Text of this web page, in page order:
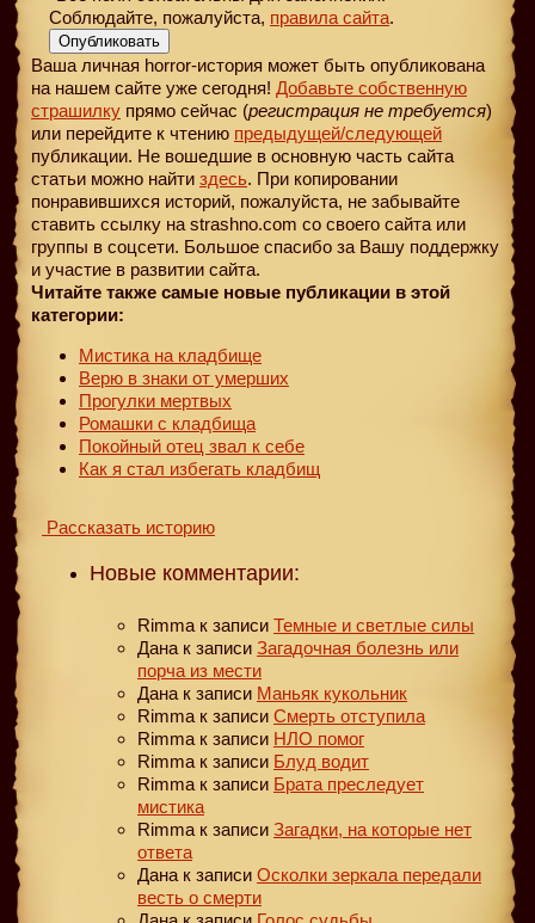
Соблюдайте, пожалуйста, правила сайта.
Опубликовать
Ваша личная horror-история может быть опубликована
на нашем сайте уже сегодня! Добавьте собственную
страшилку прямо сейчас (регистрация не требуется)
или перейдите к чтению предыдущей/следующей
публикации. Не вошедшие в основную часть сайта
статьи можно найти здесь. При копировании
понравившихся историй, пожалуйста, не забывайте
ставить ссылку на strashno.com со своего сайта или
группы в соцсети. Большое спасибо за Вашу поддержку
и участие в развитии сайта.
Читайте также самые новые публикации в этой
категории:
Мистика на кладбище
Верю в знаки от умерших
Прогулки мертвых
Ромашки с кладбища
Покойный отец звал к себе
Как я стал избегать кладбищ
Рассказать историю
Новые комментарии:
Rimma к записи Темные и светлые силы
Дана к записи Загадочная болезнь или
порча из мести
Дана к записи Маньяк кукольник
Rimma к записи Смерть отступила
Rimma к записи НЛО помог
Rimma к записи Блуд водит
Rimma к записи Брата преследует
мистика
Rimma к записи Загадки, на которые нет
ответа
Дана к записи Осколки зеркала передали
весть о смерти